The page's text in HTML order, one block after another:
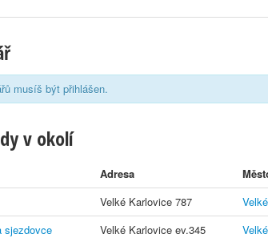
musíš být přihlášen.
v okolí
Adresa
Velké Karlovice 787
sjezdovce
Velké Karlovice ev.345